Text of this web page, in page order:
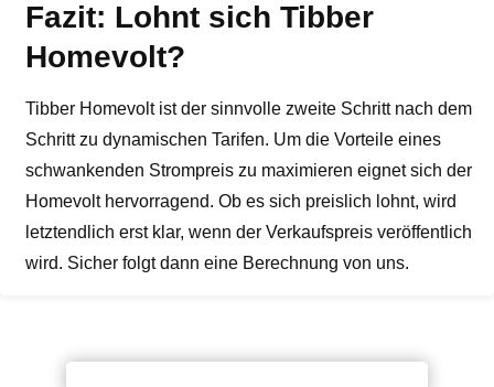
Fazit: Lohnt sich Tibber
Homevolt?
Tibber Homevolt ist der sinnvolle zweite Schritt nach dem
Schritt zu dynamischen Tarifen. Um die Vorteile eines
schwankenden Strompreis zu maximieren eignet sich der
Homevolt hervorragend. Ob es sich preislich lohnt, wird
letztendlich erst klar, wenn der Verkaufspreis veröffentlich
wird. Sicher folgt dann eine Berechnung von uns.